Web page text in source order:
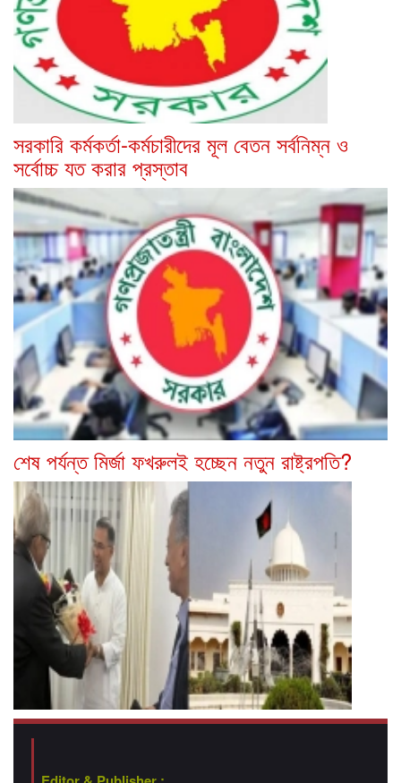
সরকারি কর্মকর্তা-কর্মচারীদের মূল বেতন সর্বনিম্ন ও
সর্বোচ্চ যত করার প্রস্তাব
শেষ পর্যন্ত মির্জা ফখরুলই হচ্ছেন নতুন রাষ্ট্রপতি?